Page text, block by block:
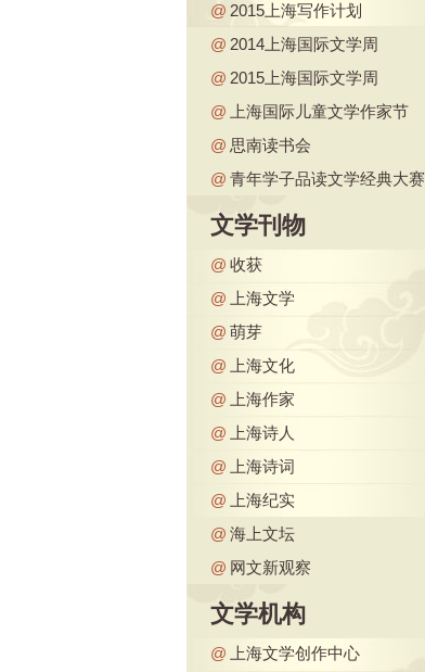
@ 2015上海写作计划
@ 2014上海国际文学周
@ 2015上海国际文学周
@
上海国际儿童文学作家节
@ 思南读书会
@ 青年学子品读文学经典大赛
文学刊物
@ 收获
@
上海文学
@ 萌芽
@
上海文化
@
上海作家
@
上海诗人
@
上海诗词
@
上海纪实
@ 海上文坛
@ 网文新观察
文学机构
@ 上海文学创作中心